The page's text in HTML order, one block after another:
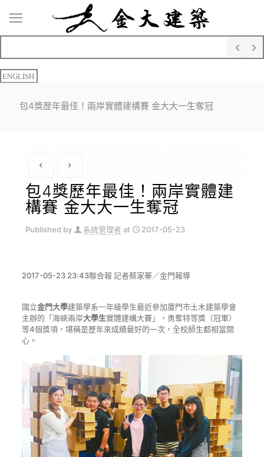
ENGLISH
包4獎歷年最佳！兩岸實體建構賽 金大大一生奪冠
包4獎歷年最佳！兩岸實體建
構賽 金大大一生奪冠
Published by 系統管理者 at 2017-05-23
2017-05-23 23:43聯合報 記者蔡家蓁／金門報導
國立金門大學建築學系一年級學生最近參加廈門市土木建築學會
主辦的「海峽兩岸大學生實體建構大賽」，勇奪特等獎（冠軍）
等4個獎項，堪稱是歷年來成績最好的一次，全校師生都相當開
心。